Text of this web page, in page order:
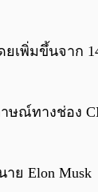
เพิ่มขึ้นจาก
ณ์ทางช่อง
ย Elon Musk